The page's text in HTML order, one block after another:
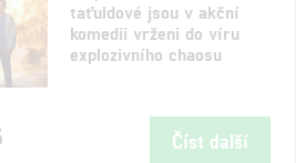
taťuldové jsou v akční
komedii vrženi do víru
explozivního chaosu
Číst další